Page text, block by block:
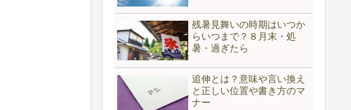
残暑見舞いの時期はいつか
らいつまで？８月末・処
暑・過ぎたら
追伸とは？意味や言い換え
と正しい位置や書き方のマ
ナー